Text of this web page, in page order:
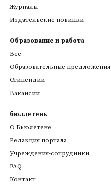
Журналы
Издательские новинки
Образование и работа
Все
Образовательные предложения
Стипендии
Вакансии
бюллетень
О Бьюлетене
Редакция портала
Учреждения-сотрудники
FAQ
Контакт